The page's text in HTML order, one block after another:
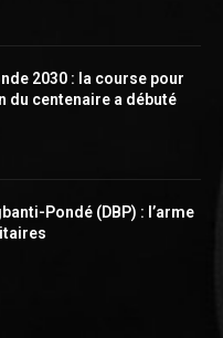
2030 : la course pour
du centenaire a débuté
Pondé (DBP) : l’arme